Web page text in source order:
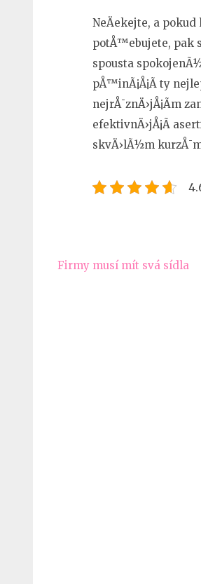
NeÄekejte, a pokud
potÅ™ebujete, pak
spousta
pÅ™inÃ¡Å¡Ã­ ty
nejrÅ¯znÄ›jÅ¡Ã­m
efektivnÄ›jÅ¡Ã­
skvÄ›lÃ½m
Navigace
Firmy musí mít svá sídla